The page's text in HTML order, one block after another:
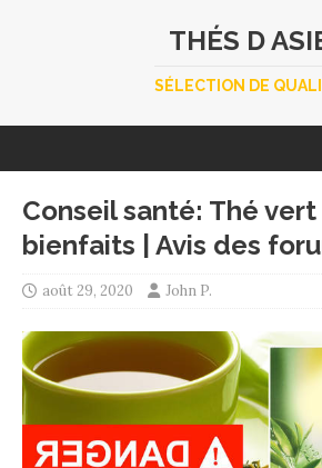
THÉS D
SÉLECTION DE
Conseil santé: Thé
bienfaits | Avis des
août 29, 2020 John P.